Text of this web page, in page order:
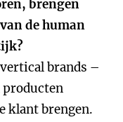
brengen
de human
brands –
producten
klant brengen.